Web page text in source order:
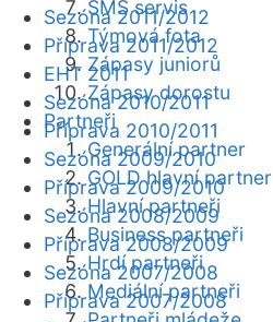
SMS servis
Týmová fota
Zápasy juniorů
Zápasy dorostu
Partneři
Generální partner
GOLD hlavní partner
Hlavní partneři
Business partneři
Hrdí partneři
Mediální partneři
Sezóna 2011/2012
Příprava 2011/2012
EHT 2011
Sezóna 2010/2011
Příprava 2010/2011
Sezóna 2009/2010
Příprava 2009/2010
Sezóna 2008/2009
Příprava 2008/2009
Sezóna 2007/2008
Příprava 2007/2008